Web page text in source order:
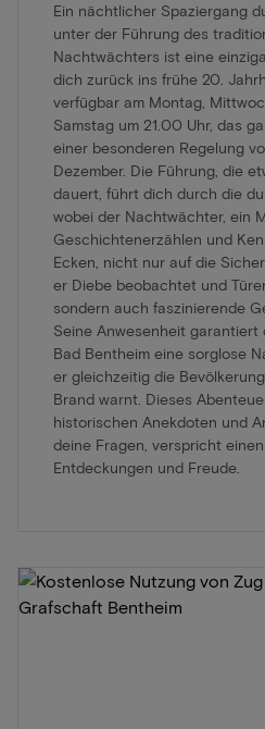
Ein nächtlicher Spaziergang
unter der Führung des
Nachtwächters ist eine
dich zurück ins frühe 20.
verfügbar am Montag,
Samstag um 21.00 Uhr, das
einer besonderen Regelung
Dezember. Die Führung, die
dauert, führt dich durch die
wobei der Nachtwächter, ein
Geschichtenerzählen und
Ecken, nicht nur auf die
er Diebe beobachtet und
sondern auch faszinierende
Seine Anwesenheit garantiert
Bad Bentheim eine sorglose
er gleichzeitig die
Brand warnt. Dieses
historischen Anekdoten und
deine Fragen, verspricht
Entdeckungen und Freude.